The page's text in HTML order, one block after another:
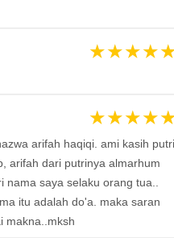
★★★★
★★★★
arifah haqiqi. ami kasih putri
arifah dari putrinya almarhum
saya selaku orang tua..
itu adalah do'a. maka saran
makna..mksh